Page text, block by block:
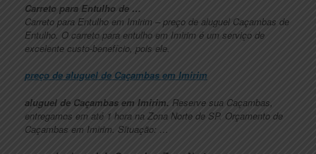
Carreto para Entulho de …
Carreto para Entulho em Imirim – preço de aluguel Caçambas de
Entulho. O carreto para entulho em Imirim é um serviço de
excelente custo-benefício, pois ele.
preço de aluguel de Caçambas em Imirim
aluguel de Caçambas em Imirim. Reserve sua Caçambas,
entregamos em até 1 hora na Zona Norte de SP. Orçamento de
Caçambas em Imirim. Situação: …